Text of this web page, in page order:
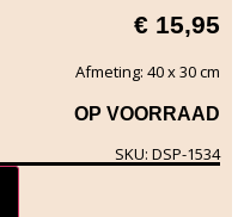
€ 15,95
Afmeting: 40 x 30 cm
OP VOORRAAD
SKU: DSP-1534